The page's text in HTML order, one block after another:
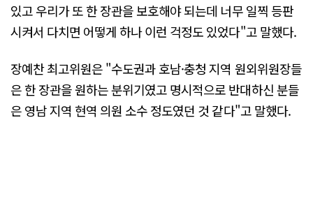
있고 우리가 또 한 장관을 보호해야 되는데 너무 일찍 등판
시켜서 다치면 어떻게 하나 이런 걱정도 있었다"고 말했다.
장예찬 최고위원은 "수도권과 호남·충청 지역 원외위원장들
은 한 장관을 원하는 분위기였고 명시적으로 반대하신 분들
은 영남 지역 현역 의원 소수 정도였던 것 같다"고 말했다.